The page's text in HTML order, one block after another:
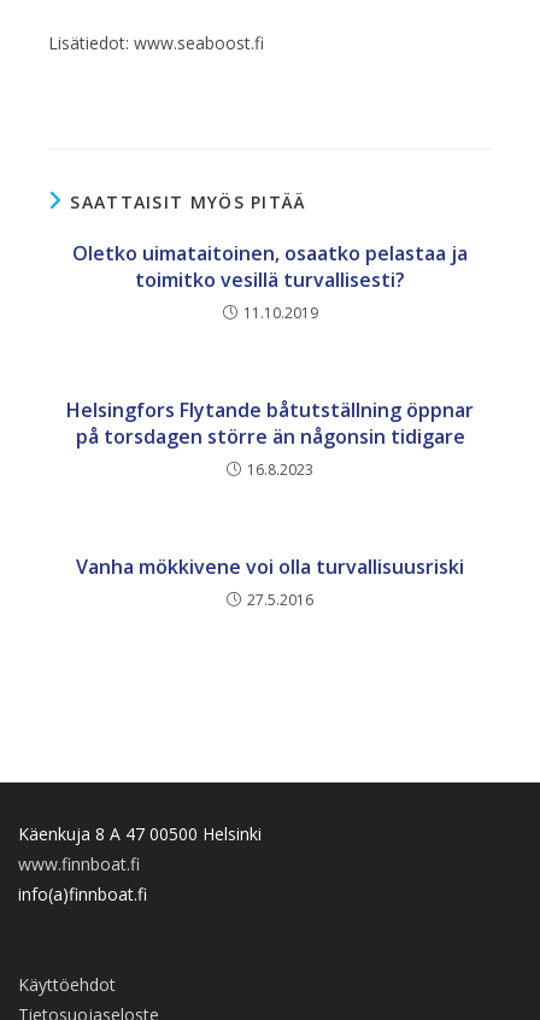
Lisätiedot: www.seaboost.fi
SAATTAISIT MYÖS PITÄÄ
Oletko uimataitoinen, osaatko pelastaa ja
toimitko vesillä turvallisesti?
11.10.2019
Helsingfors Flytande båtutställning öppnar
på torsdagen större än någonsin tidigare
16.8.2023
Vanha mökkivene voi olla turvallisuusriski
27.5.2016
Käenkuja 8 A 47 00500 Helsinki
www.finnboat.fi
info(a)finnboat.fi
Käyttöehdot
Tietosuojaseloste